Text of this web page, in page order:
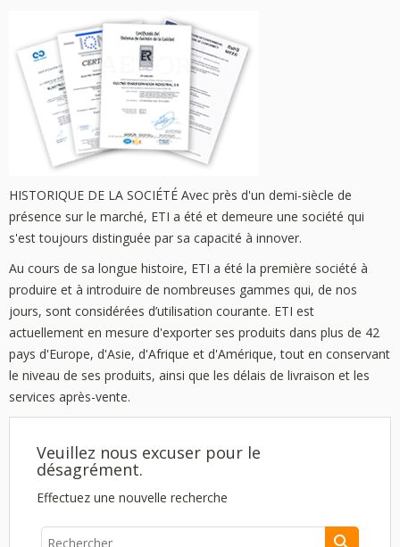
HISTORIQUE DE LA SOCIÉTÉ Avec près d'un demi-siècle de
présence sur le marché, ETI a été et demeure une société qui
s'est toujours distinguée par sa capacité à innover.
Au cours de sa longue histoire, ETI a été la première société à
produire et à introduire de nombreuses gammes qui, de nos
jours, sont considérées d’utilisation courante. ETI est
actuellement en mesure d'exporter ses produits dans plus de 42
pays d'Europe, d'Asie, d'Afrique et d'Amérique, tout en conservant
le niveau de ses produits, ainsi que les délais de livraison et les
services après-vente.
Veuillez nous excuser pour le
désagrément.
Effectuez une nouvelle recherche